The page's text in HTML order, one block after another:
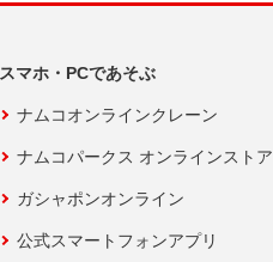
スマホ・PCであそぶ
ナムコオンラインクレーン
ナムコパークス オンラインストア
ガシャポンオンライン
公式スマートフォンアプリ